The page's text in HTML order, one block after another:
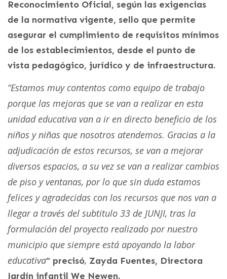
Reconocimiento Oficial, según las exigencias
de la normativa vigente, sello que permite
asegurar el cumplimiento de requisitos mínimos
de los establecimientos, desde el punto de
vista pedagógico, jurídico y de infraestructura.
“Estamos muy contentos como equipo de trabajo
porque las mejoras que se van a realizar en esta
unidad educativa van a ir en directo beneficio de los
niños y niñas que nosotros atendemos. Gracias a la
adjudicación de estos recursos, se van a mejorar
diversos espacios, a su vez se van a realizar cambios
de piso y ventanas, por lo que sin duda estamos
felices y agradecidas con los recursos que nos van a
llegar a través del subtitulo 33 de JUNJI, tras la
formulación del proyecto realizado por nuestro
municipio que siempre está apoyando la labor
educativa” precisó, Zayda Fuentes, Directora
Jardín infantil We Newen.